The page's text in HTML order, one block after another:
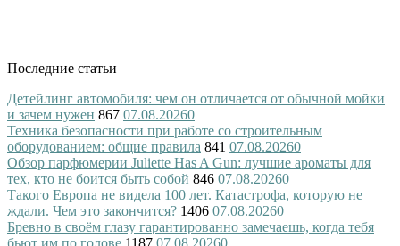
Последние статьи
Детейлинг автомобиля: чем он отличается от обычной мойки
и зачем нужен 867 07.08.20260
Техника безопасности при работе со строительным
оборудованием: общие правила 841 07.08.20260
Обзор парфюмерии Juliette Has A Gun: лучшие ароматы для
тех, кто не боится быть собой 846 07.08.20260
Такого Европа не видела 100 лет. Катастрофа, которую не
ждали. Чем это закончится? 1406 07.08.20260
Бревно в своём глазу гарантированно замечаешь, когда тебя
бьют им по голове 1187 07.08.20260